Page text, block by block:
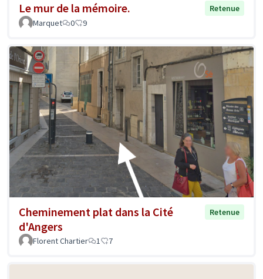
Le mur de la mémoire.
Retenue
Marquet
0 9
Cheminement plat dans la Cité
d'Angers
Retenue
Florent Chartier 1 7